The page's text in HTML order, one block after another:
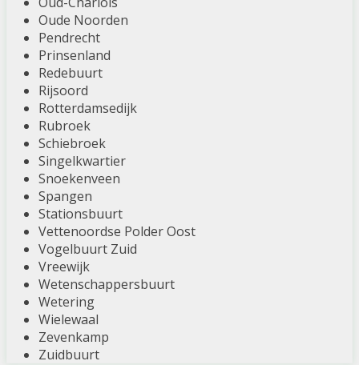
Oude Noorden
Pendrecht
Prinsenland
Redebuurt
Rijsoord
Rotterdamsedijk
Rubroek
Schiebroek
Singelkwartier
Snoekenveen
Spangen
Stationsbuurt
Vettenoordse Polder Oost
Vogelbuurt Zuid
Vreewijk
Wetenschappersbuurt
Wetering
Wielewaal
Zevenkamp
Zuidbuurt